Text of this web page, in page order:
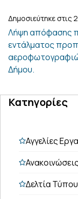
Δημοσιεύτηκε στις
Λήψη απόφασης
εντάλματος
Δήμου.
Κατηγορίες
Αγγελίες
Ανακοινώσεις
Δελτία Τύπου